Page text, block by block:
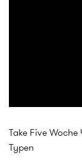
Take Five
Typen